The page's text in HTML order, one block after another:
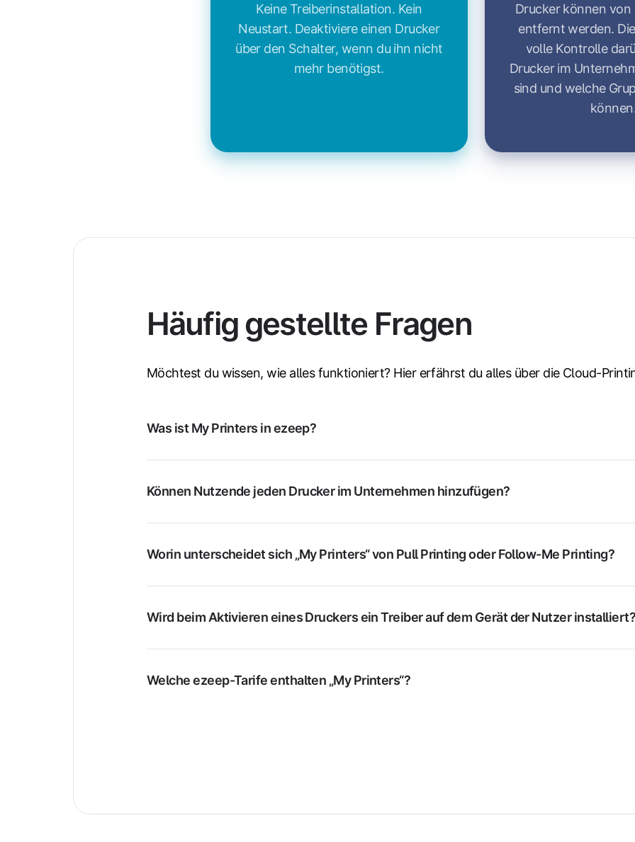
Keine Treiberinstallation. Kein
Neustart. Deaktiviere einen Drucker
über den Schalter, wenn du ihn nicht
mehr benötigst.
Drucker können
entfernt werden.
volle Kontrolle
Drucker im
sind und welche
Häufig gestellte Fragen
Möchtest du wissen, wie alles funktioniert? Hier erfährst du alles über die Cloud-
Was ist My Printers in ezeep?
Können Nutzende jeden Drucker im Unternehmen hinzufügen?
Worin unterscheidet sich „My Printers“ von Pull Printing oder Follow-Me Printing?
Wird beim Aktivieren eines Druckers ein Treiber auf dem Gerät der Nutzer
Welche ezeep-Tarife enthalten „My Printers“?